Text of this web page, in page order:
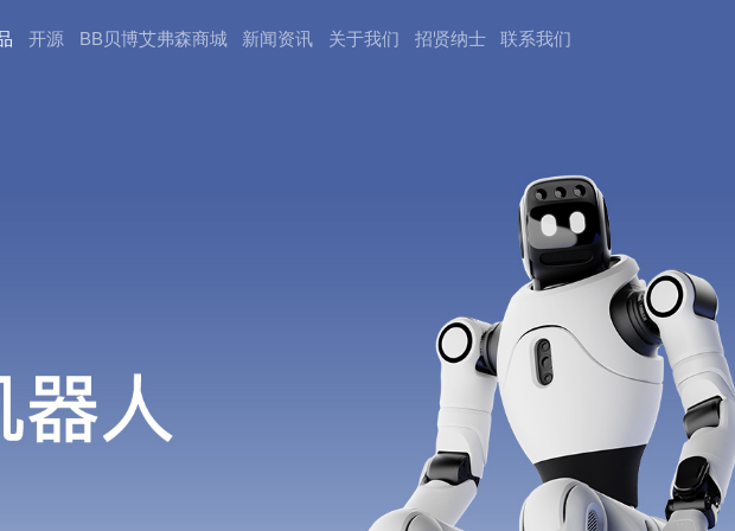
开源 BB贝博艾弗森商城 新闻资讯 关于我们 招贤纳⼠ 联系我们